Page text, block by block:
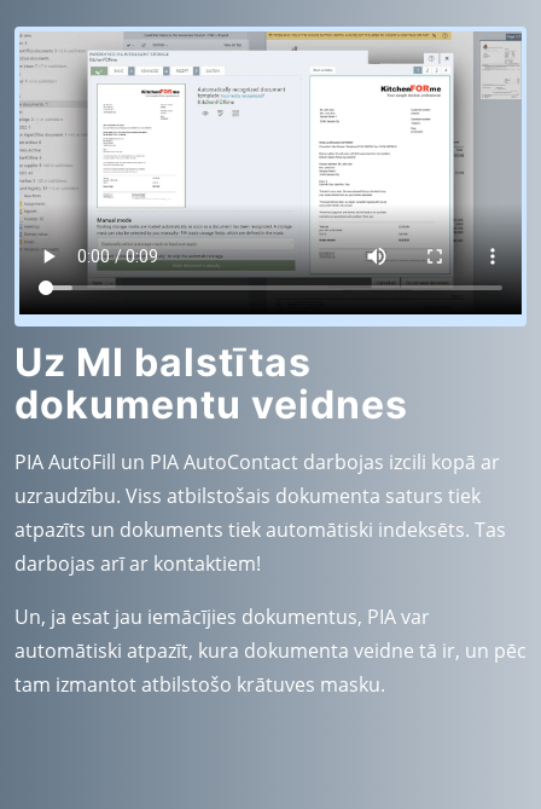
Uz MI balstītas
dokumentu veidnes
PIA AutoFill un PIA AutoContact darbojas izcili kopā ar
uzraudzību. Viss atbilstošais dokumenta saturs tiek
atpazīts un dokuments tiek automātiski indeksēts. Tas
darbojas arī ar kontaktiem!
Un, ja esat jau iemācījies dokumentus, PIA var
automātiski atpazīt, kura dokumenta veidne tā ir, un pēc
tam izmantot atbilstošo krātuves masku.